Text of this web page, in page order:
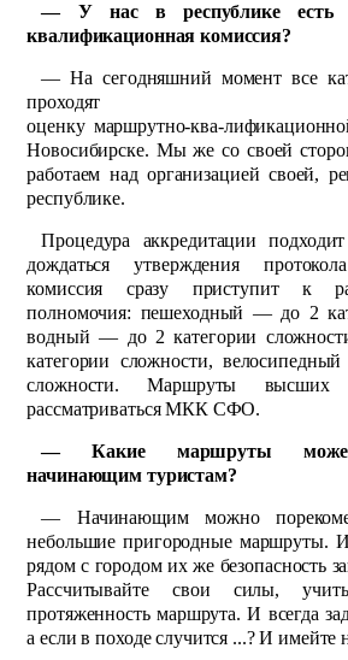
— У нас в республике есть
квалификационная комиссия?
— На сегодняшний момент все
проходят
оценку марш­рутно-ква-
Новосибир­ске. Мы же со своей
работаем над организацией своей,
респуб­лике.
Процедура аккредитации
дождаться утверждения
комиссия сразу приступит к
полномочия: пешеходный — до 2
водный — до 2 категории
категории сложности,
сложности. Маршруты высших
рассматриваться МКК СФО.
— Какие маршруты можете
начинающим туристам?
— Начинающим можно
небольшие пригородные маршруты.
рядом с городом их же безопасность
Рассчитывайте свои силы,
протяженность маршрута. И всегда
а если в походе случится ...? И имейте